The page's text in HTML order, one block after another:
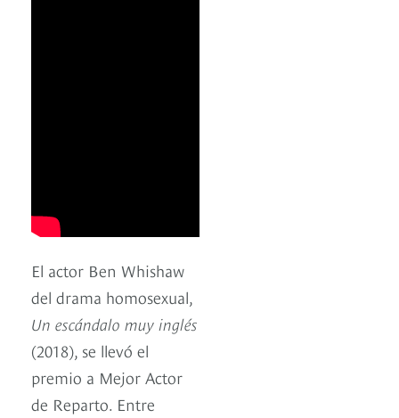
El actor Ben Whishaw
del drama homosexual,
Un escándalo muy inglés
(2018), se llevó el
premio a Mejor Actor
de Reparto. Entre